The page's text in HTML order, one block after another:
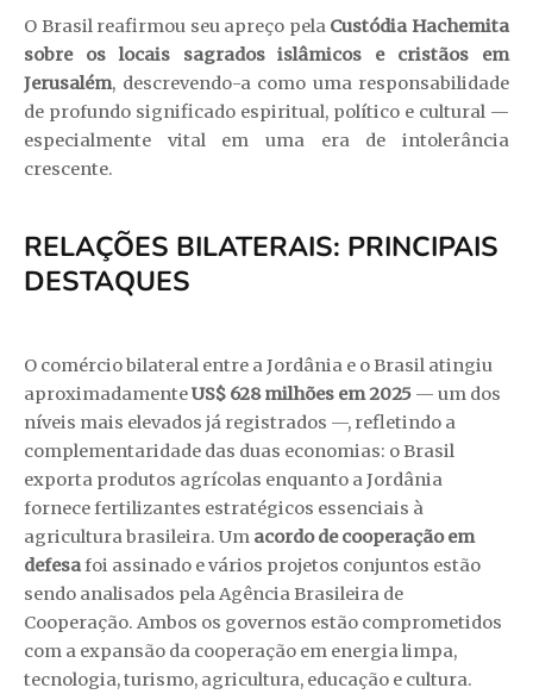
O Brasil reafirmou seu apreço pela Custódia Hachemita
sobre os locais sagrados islâmicos e cristãos em
Jerusalém, descrevendo-a como uma responsabilidade
de profundo significado espiritual, político e cultural —
especialmente vital em uma era de intolerância
crescente.
RELAÇÕES BILATERAIS: PRINCIPAIS
DESTAQUES
O comércio bilateral entre a Jordânia e o Brasil atingiu
aproximadamenteUS$ 628 milhões em 2025 — um dos
níveis mais elevados já registrados —, refletindo a
complementaridade das duas economias: o Brasil
exporta produtos agrícolas enquanto a Jordânia
fornece fertilizantes estratégicos essenciais à
agricultura brasileira. Um acordo de cooperação em
defesafoi assinado e vários projetos conjuntos estão
sendo analisados pela Agência Brasileira de
Cooperação. Ambos os governos estão comprometidos
com a expansão da cooperação em energia limpa,
tecnologia, turismo, agricultura, educação e cultura.